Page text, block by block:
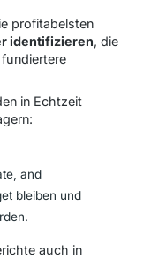
profitabelsten
identifizieren, die
in Echtzeit
and
bleiben und
auch in